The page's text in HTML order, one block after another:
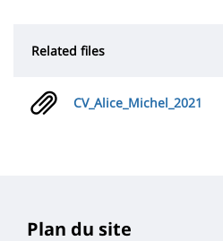
Related files
CV_Alice_Michel_2021
Plan du site